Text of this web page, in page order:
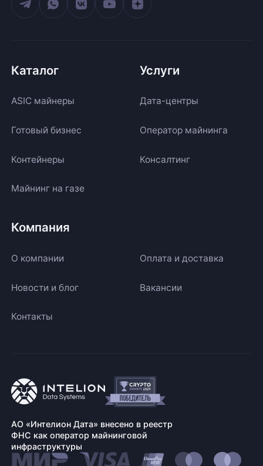
Каталог
ASIC майнеры
Готовый бизнес
Контейнеры
Майнинг на газе
Услуги
Дата-центры
Оператор майнинга
Консалтинг
Компания
О компании Оплата и доставка
Новости и блог Вакансии
Контакты
АО «Интелион Дата» внесено в реестр
ФНС как оператор майнинговой
инфраструктуры